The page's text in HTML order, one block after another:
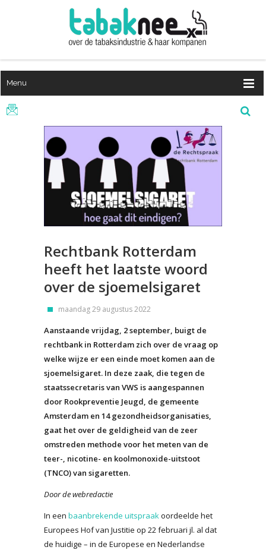
Menu
Rechtbank Rotterdam
heeft het laatste woord
over de sjoemelsigaret
maandag 29 augustus 2022
Aanstaande vrijdag, 2 september, buigt de
rechtbank in Rotterdam zich over de vraag op
welke wijze er een einde moet komen aan de
sjoemelsigaret. In deze zaak, die tegen de
staatssecretaris van VWS is aangespannen
door Rookpreventie Jeugd, de gemeente
Amsterdam en 14 gezondheidsorganisaties,
gaat het over de geldigheid van de zeer
omstreden methode voor het meten van de
teer-, nicotine- en koolmonoxide-uitstoot
(TNCO) van sigaretten.
Door de webredactie
In een baanbrekende uitspraakoordeelde het
Europees Hof van Justitie op 22 februari jl. al dat
de huidige – in de Europese en Nederlandse